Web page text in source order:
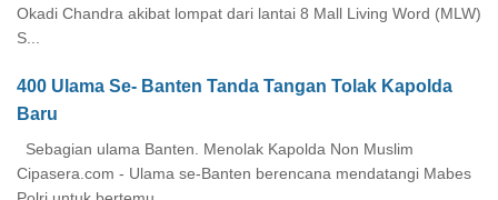
Okadi Chandra akibat lompat dari lantai 8 Mall Living Word (MLW)
S...
400 Ulama Se- Banten Tanda Tangan Tolak Kapolda
Baru
Sebagian ulama Banten. Menolak Kapolda Non Muslim
Cipasera.com - Ulama se-Banten berencana mendatangi Mabes